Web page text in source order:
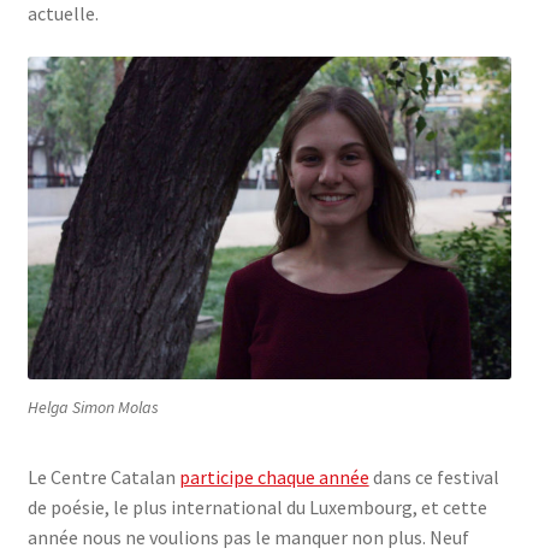
actuelle.
Helga Simon Molas
Le Centre Catalan participe chaque année dans ce festival
de poésie, le plus international du Luxembourg, et cette
année nous ne voulions pas le manquer non plus. Neuf